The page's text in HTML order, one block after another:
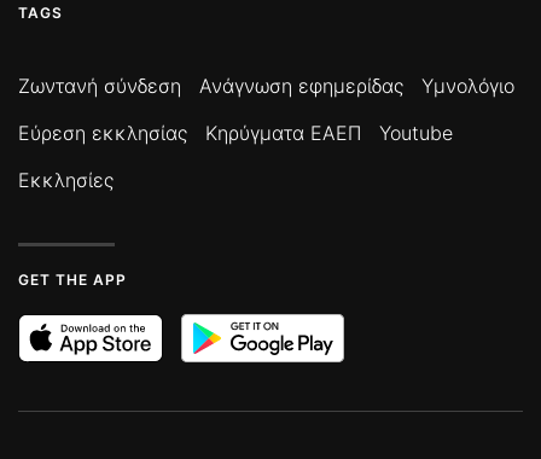
TAGS
Ζωντανή σύνδεση Ανάγνωση εφημερίδας
Υμνολόγιο
Εύρεση εκκλησίας
Κηρύγματα ΕΑΕΠ
Youtube
Εκκλησίες
GET THE APP